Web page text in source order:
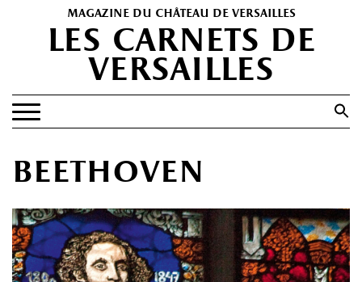
magazine du château de versailles
les carnets de
versailles
Search Button
PATRIMOINE
SPECTACLES
PORTFOLIOS
HISTOIRE(S)
beethoven